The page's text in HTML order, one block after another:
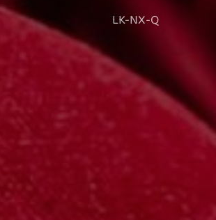
LK-NX-Q